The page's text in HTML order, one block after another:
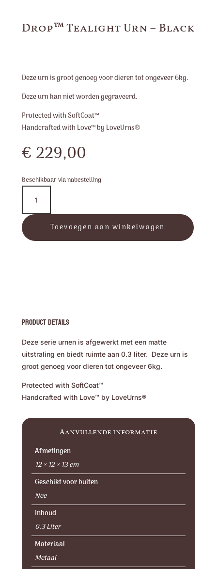
Drop™ Tealight Urn – Black
Deze urn is groot genoeg voor dieren tot ongeveer 6kg.
Deze urn kan niet worden gegraveerd.
Protected with SoftCoat™
Handcrafted with Love™ by LoveUrns®
€ 229,00
Beschikbaar via nabestelling
Drop™
Tealight
Urn
-
Black
Toevoegen aan winkelwagen
Product Details
Deze serie urnen is afgewerkt met een matte
uitstraling en biedt ruimte aan 0.3 liter. Deze urn is
groot genoeg voor dieren tot ongeveer 6kg.
Protected with SoftCoat™
Handcrafted with Love™ by LoveUrns®
Aanvullende informatie
Afmetingen
12 × 12 × 13 cm
Geschikt voor buiten
Nee
Inhoud
0.3 Liter
Materiaal
Metaal